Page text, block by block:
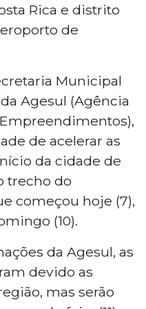
Rica e distrito
de
Municipal
Agesul (Agência
de acelerar as
da cidade de
trecho do
começou hoje (7),
(10).
da Agesul, as
devido as
mas serão